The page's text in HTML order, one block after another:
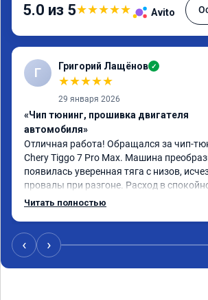
5.0 из 5★★★★★ Avito
Г Григорий Лащёнов ✓
★★★★★
29 января 2026
«Чип тюнинг, прошивка двигателя
автомобиля»
Отличная работа! Обращался за чип-
Chery Tiggo 7 Pro Max. Машина
появилась уверенная тяга с низов,
провалы при разгоне. Расход в
режиме даже немного снизился. Все
Читать полностью
‹ ›